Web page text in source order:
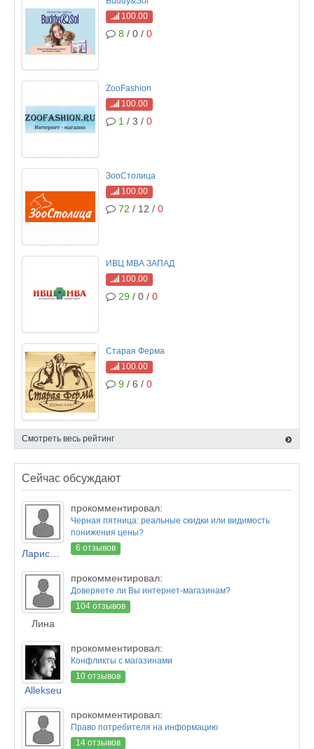
100.00
8 / 0 / 0
ZooFashion
100.00
1 / 3 / 0
ЗооСтолица
100.00
72 / 12 / 0
ИВЦ МВА ЗАПАД
100.00
29 / 0 / 0
Старая Ферма
100.00
9 / 6 / 0
Смотреть весь рейтинг
Сейчас обсуждают
прокомментировал:
Черная пятница: реальные скидки или видимость
понижения цены?
6 отзывов
Лина
прокомментировал:
Доверяете ли Вы интернет-магазинам?
104 отзывов
Allekseu
прокомментировал:
Конфликты с магазинами
10 отзывов
прокомментировал:
Право потребителя на информацию
14 отзывов